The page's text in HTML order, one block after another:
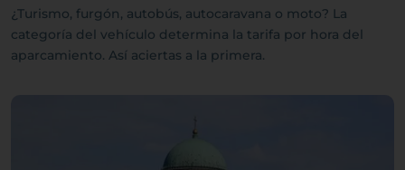
¿Turismo, furgón, autobús, autocaravana o moto? La
categoría del vehículo determina la tarifa por hora del
aparcamiento. Así aciertas a la primera.